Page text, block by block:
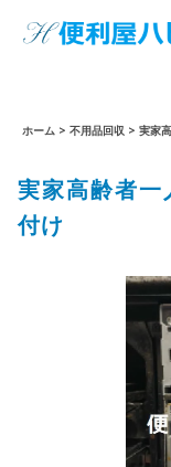
ホーム > 不用品回収 > 実家
実家高齢者一
付け